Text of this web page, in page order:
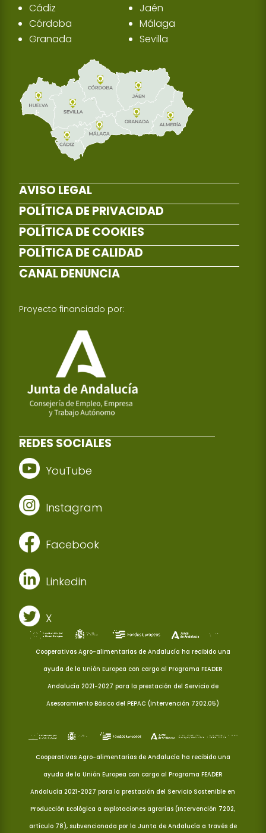
Cádiz
Córdoba
Granada
Jaén
Málaga
Sevilla
AVISO LEGAL
POLÍTICA DE PRIVACIDAD
POLÍTICA DE COOKIES
POLÍTICA DE CALIDAD
CANAL DENUNCIA
Proyecto financiado por:
REDES SOCIALES
YouTube
Instagram
Facebook
Linkedin
X
Cooperativas Agro-alimentarias de Andalucía ha recibido una
ayuda de la Unión Europea con cargo al Programa FEADER
Andalucía 2021-2027 para la prestación del Servicio de
Asesoramiento Básico del PEPAC (Intervención 7202.05)
Cooperativas Agro-alimentarias de Andalucía ha recibido una
ayuda de la Unión Europea con cargo al Programa FEADER
Andalucía 2021-2027 para la prestación del Servicio Sostenible en
Producción Ecológica a explotaciones agrarias (Intervención 7202,
artículo 78), subvencionada por la Junta de Andalucía a través de